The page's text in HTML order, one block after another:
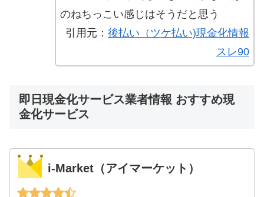
のねちっこい感じはそうだと思う
引用元： 後払い（ツケ払い)現金化情報
スレ90
即日現金化サービス業者情報 おすすめ現
金化サービス
i-Market（アイマーケット）